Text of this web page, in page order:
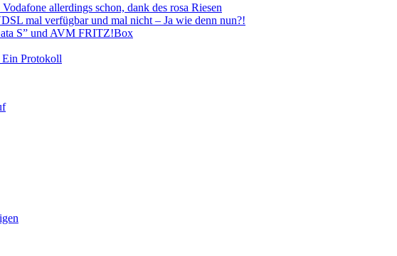
allerdings schon, dank des rosa Riesen
mal verfügbar und mal nicht – Ja wie denn nun?!
S” und AVM FRITZ!Box
Ein Protokoll